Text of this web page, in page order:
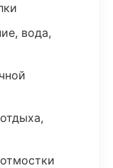
вода,